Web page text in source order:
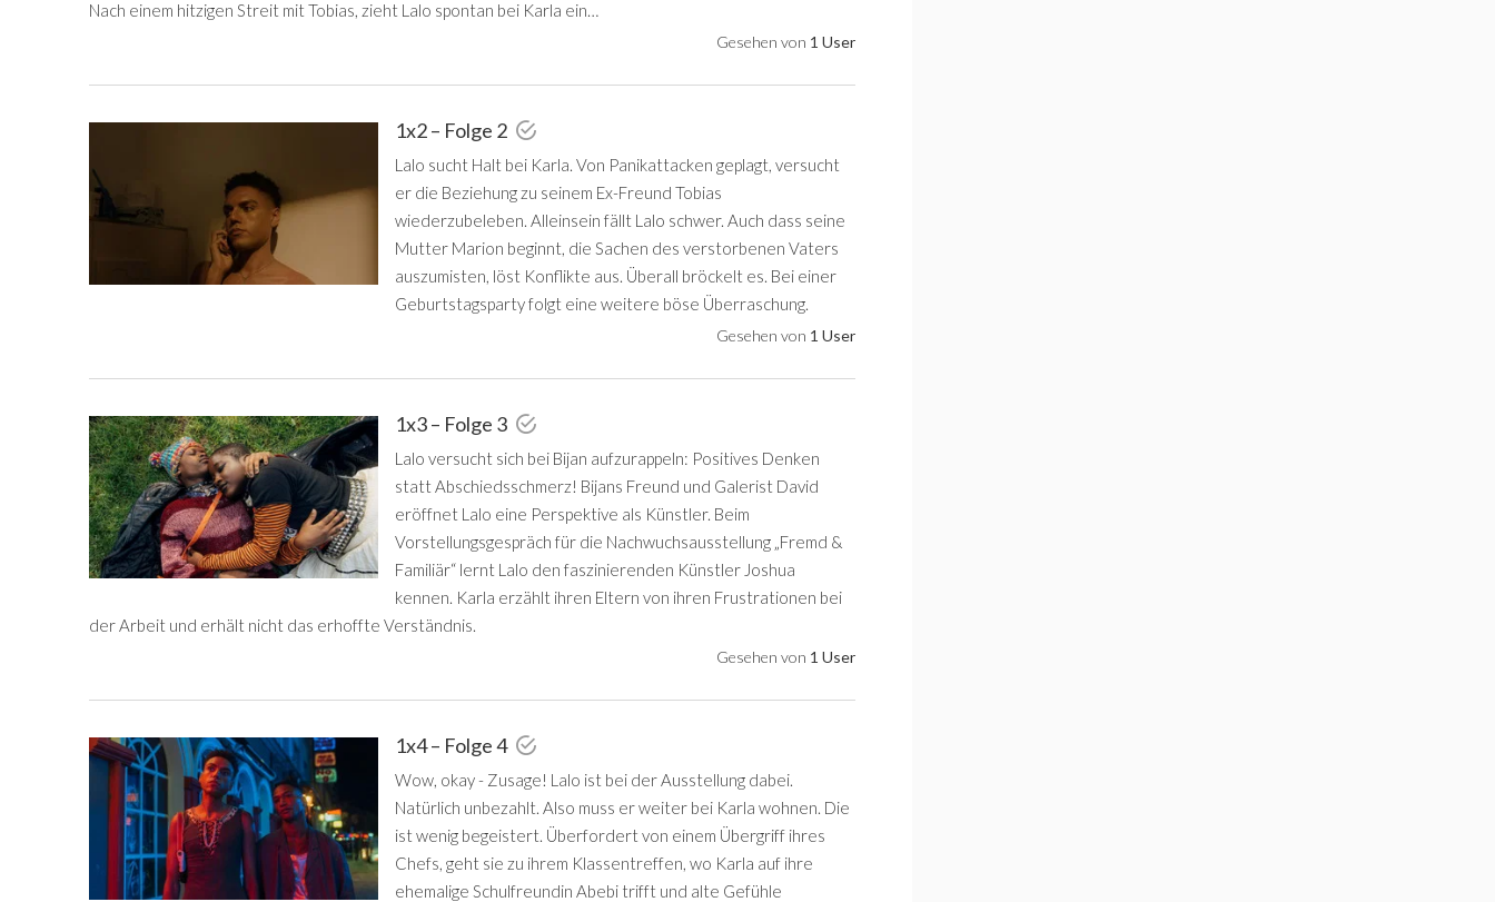
Nach einem hitzigen Streit mit Tobias, zieht Lalo spontan bei Karla ein…
Gesehen von 1 User
1x2 – Folge 2
Lalo sucht Halt bei Karla. Von Panikattacken geplagt, versucht
er die Beziehung zu seinem Ex-Freund Tobias
wiederzubeleben. Alleinsein fällt Lalo schwer. Auch dass seine
Mutter Marion beginnt, die Sachen des verstorbenen Vaters
auszumisten, löst Konflikte aus. Überall bröckelt es. Bei einer
Geburtstagsparty folgt eine weitere böse Überraschung.
Gesehen von 1 User
1x3 – Folge 3
Lalo versucht sich bei Bijan aufzurappeln: Positives Denken
statt Abschiedsschmerz! Bijans Freund und Galerist David
eröffnet Lalo eine Perspektive als Künstler. Beim
Vorstellungsgespräch für die Nachwuchsausstellung „Fremd &
Familiär“ lernt Lalo den faszinierenden Künstler Joshua
kennen. Karla erzählt ihren Eltern von ihren Frustrationen bei
der Arbeit und erhält nicht das erhoffte Verständnis.
Gesehen von 1 User
1x4 – Folge 4
Wow, okay - Zusage! Lalo ist bei der Ausstellung dabei.
Natürlich unbezahlt. Also muss er weiter bei Karla wohnen. Die
ist wenig begeistert. Überfordert von einem Übergriff ihres
Chefs, geht sie zu ihrem Klassentreffen, wo Karla auf ihre
ehemalige Schulfreundin Abebi trifft und alte Gefühle